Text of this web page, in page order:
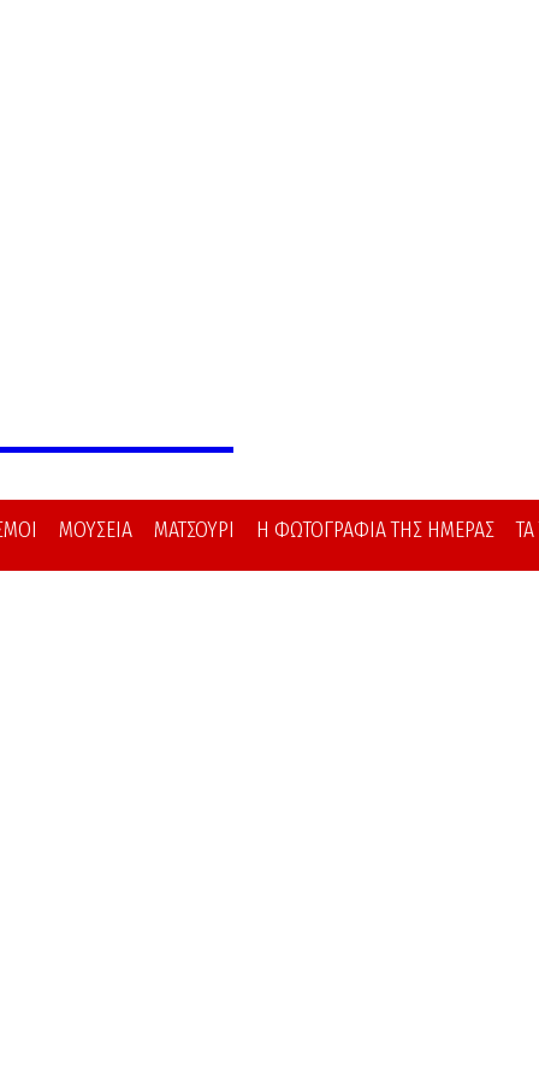
ΜΟΥΣΕΙΑ ΜΑΤΣΟΥΡΙ Η ΦΩΤΟΓΡΑΦΙΑ ΤΗΣ ΗΜΕΡΑΣ